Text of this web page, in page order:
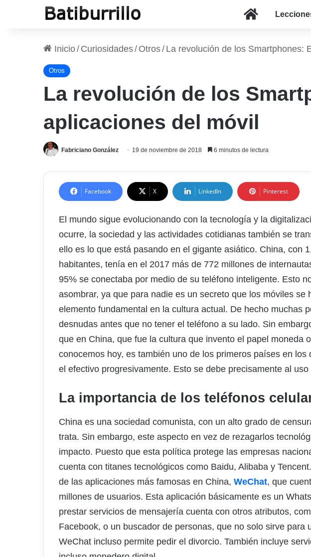
Inicio
Inicio/ Curiosidades/ Otros/ La revolución de los Smartphones:
Otros
La revolución de los
aplicaciones del móvil
Fabriciano González 19 de noviembre de 2018 6 minutos de lectura
Facebook X LinkedIn Pinterest
El mundo sigue evolucionando con la tecnología y la
ocurre, la sociedad y las actividades cotidianas también se
ello es lo que está pasando en el gigante asiático. China, con
habitantes, tenía en el 2017 más de 772 millones de
95% se conectaba por medio de su teléfono inteligente. Esto
asombrar, ya que para nadie es un secreto que los móviles se
elemento fundamental en la cultura actual. De hecho muchas
desnudas antes que no tener el teléfono a su lado. Sin
que en China, que fue la cultura que invento el papel moneda
conocemos hoy, es también uno de los primeros países en los
el efectivo progresivamente. Esto se debe precisamente al
La importancia de los teléfonos
China es una sociedad comunista, con un alto grado de
trata. Sin embargo, este aspecto en vez de rezagarlos
impacto. Puesto que esta política protege las empresas
cuenta con titanes tecnológicos como Baidu, Alibaba y
de las aplicaciones más famosas en China, WeChat, que
millones de usuarios. Esta aplicación básicamente es un
prestar servicios de mensajería cuenta con otros atributos,
Facebook, o un buscador de personas, que no solo sirve para
WeChat incluso permite pedir el divorcio. También incluye